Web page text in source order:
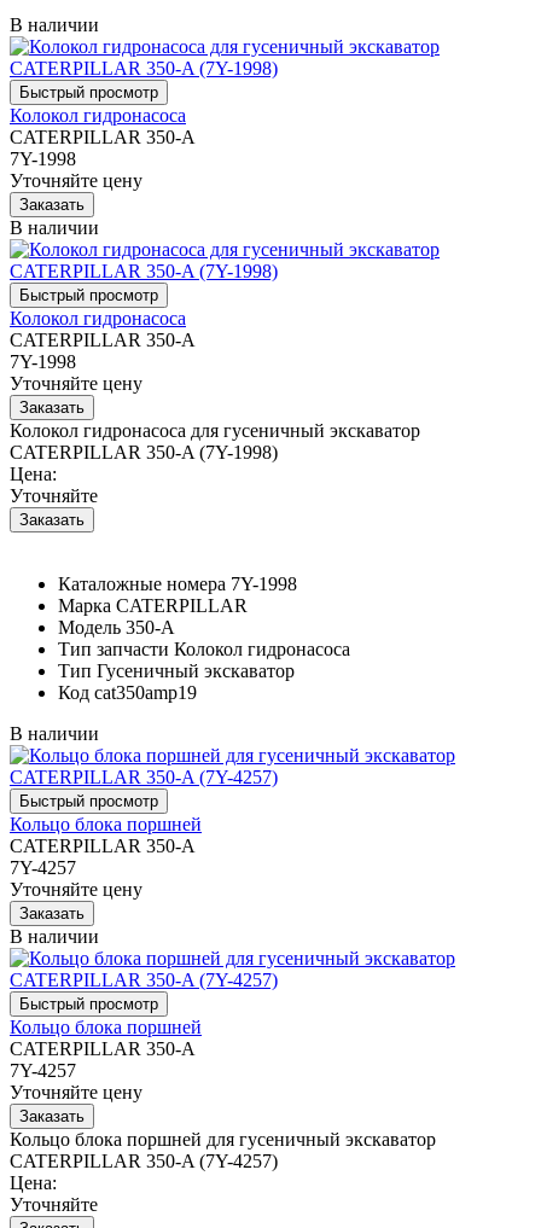
В наличии
Колокол гидронасоса
CATERPILLAR 350-A
7Y-1998
Уточняйте цену
В наличии
Колокол гидронасоса
CATERPILLAR 350-A
7Y-1998
Уточняйте цену
Колокол гидронасоса для гусеничный экскаватор
CATERPILLAR 350-A (7Y-1998)
Цена:
Уточняйте
Каталожные номера 7Y-1998
Марка CATERPILLAR
Модель 350-A
Тип запчасти Колокол гидронасоса
Тип Гусеничный экскаватор
Код cat350amp19
В наличии
Кольцо блока поршней
CATERPILLAR 350-A
7Y-4257
Уточняйте цену
В наличии
Кольцо блока поршней
CATERPILLAR 350-A
7Y-4257
Уточняйте цену
Кольцо блока поршней для гусеничный экскаватор
CATERPILLAR 350-A (7Y-4257)
Цена:
Уточняйте